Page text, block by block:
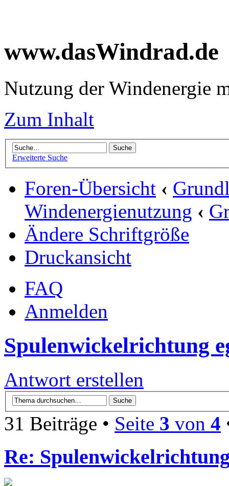
www.dasWindrad.de
Nutzung der Windenergie
Zum Inhalt
Erweiterte Suche
Foren-Übersicht ‹
Windenergienutzung ‹
Ändere Schriftgröße
Druckansicht
FAQ
Anmelden
Spulenwickelrichtung
Antwort erstellen
31 Beiträge • Seite 3 von 4
Re: